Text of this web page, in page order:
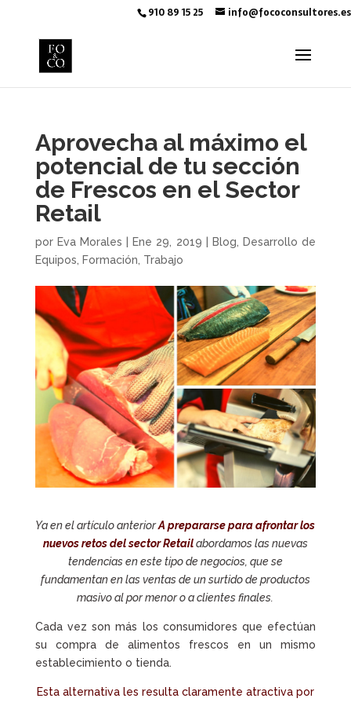
910 89 15 25 info@fococonsultores.es
Aprovecha al máximo el
potencial de tu sección
de Frescos en el Sector
Retail
por Eva Morales Ene 29, 2019 Blog
Desarrollo de
Equipos
Formación Trabajo
Ya en el artículo anteriorA prepararse para afrontar los
nuevos retos del sector Retailabordamos las nuevas
tendencias en este tipo de negocios, que se
fundamentan en las ventas de un surtido de productos
masivo al por menor o a clientes finales.
Cada vez son más los consumidores que efectúan
su compra de alimentos frescos en un mismo
establecimiento o tienda.
Esta alternativa les resulta claramente atractiva por